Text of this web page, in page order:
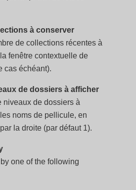
à conserver
de collections récentes à
fenêtre contextuelle de
cas échéant).
de dossiers à afficher
niveaux de dossiers à
noms de pellicule, en
la droite (par défaut 1).
one of the following